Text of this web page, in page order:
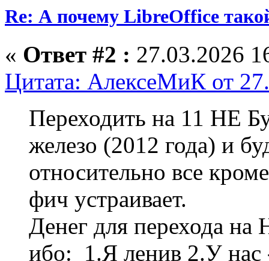
Re: А почему LibreOffice
« Ответ #2 : 27.03.2026
Цитата: АлексеМиК от
Переходить на 11 НЕ
железо (2012 года) и
относительно все
фич устраивает.
Денег для перехода
ибо: 1.Я ленив 2.У нас